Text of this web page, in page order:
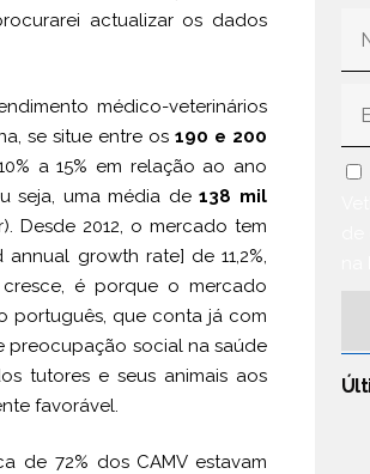
actualizar os dados
médico-veterinários
se situe entre os190 e 200
a 15% em relação ao ano
seja, uma média de138 mil
Desde 2012, o mercado tem
growth rate] de 11,2%,
é porque o mercado
português, que conta já com
preocupação social na saúde
tutores e seus animais aos
favorável.
de 72% dos CAMV estavam